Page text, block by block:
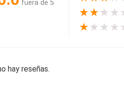
fuera de 5
★★ ★ ★
★ ★ ★ ★
hay reseñas.